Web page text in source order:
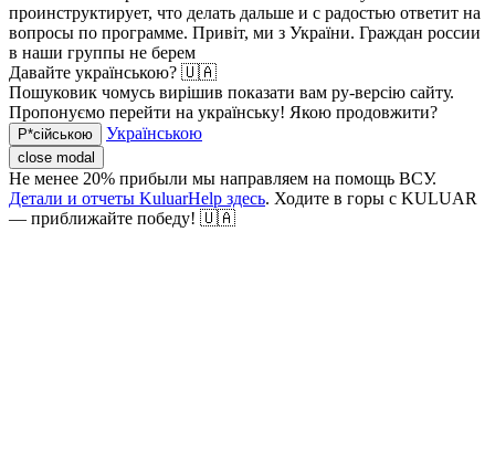
проинструктирует, что делать дальше и с радостью ответит на
вопросы по программе. Привіт, ми з України. Граждан россии
в наши группы не берем
Давайте українською? 🇺🇦
Пошуковик чомусь вирішив показати вам ру-версію сайту.
Пропонуємо перейти на українську! Якою продовжити?
Р*сійською Українською
close modal
Не менее 20% прибыли мы направляем на помощь ВСУ.
Детали и отчеты KuluarHelp здесь. Ходите в горы с KULUAR
— приближайте победу! 🇺🇦